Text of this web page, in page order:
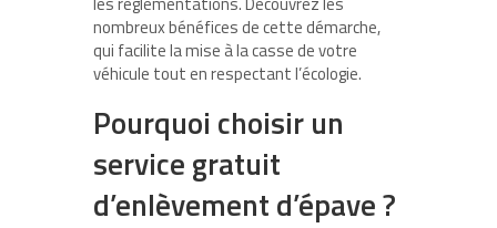
nombreux bénéfices de cette démarche,
qui facilite la mise à la casse de votre
véhicule tout en respectant l’écologie.
Pourquoi choisir un
service gratuit
d’enlèvement d’épave ?